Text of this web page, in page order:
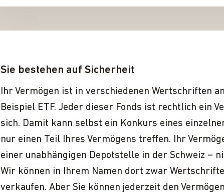
Sie bestehen auf Sicherheit
Ihr Vermögen ist in verschiedenen Wertschriften
Beispiel ETF. Jeder dieser Fonds ist rechtlich ein
sich. Damit kann selbst ein Konkurs eines
nur einen Teil Ihres Vermögens treffen. Ihr
einer unabhängigen Depotstelle in der Schweiz –
Wir können in Ihrem Namen dort zwar
verkaufen. Aber Sie können jederzeit den